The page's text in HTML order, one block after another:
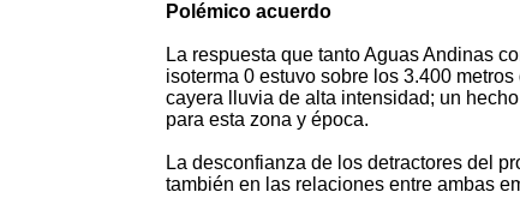
Polémico acuerdo
La respuesta que tanto Aguas Andinas
isoterma 0 estuvo sobre los 3.400
cayera lluvia de alta intensidad; un
para esta zona y época.
La desconfianza de los detractores del
también en las relaciones entre ambas